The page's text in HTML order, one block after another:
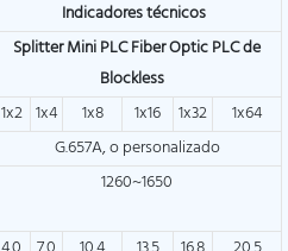
Indicadores técnicos
Splitter Mini PLC Fiber Optic PLC de
Blockless
1x2 1x4 1x8 1x16 1x32
1x64
G.657A, o personalizado
1260~1650